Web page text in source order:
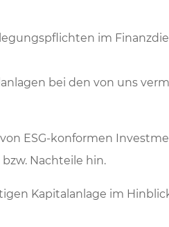
im
bei den von uns
ESG-konformen
Nachteile hin.
Kapitalanlage im